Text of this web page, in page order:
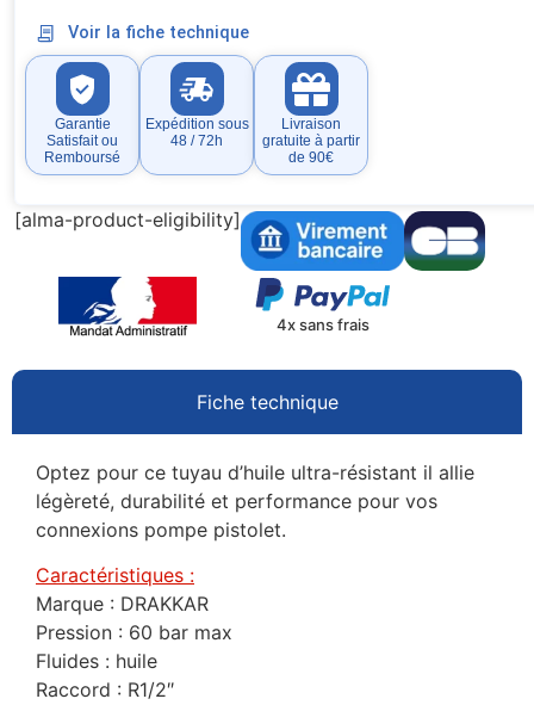
Voir la fiche technique
Garantie
Satisfait ou
Remboursé
Expédition sous
48 / 72h
Livraison
gratuite à partir
de 90€
[alma-product-eligibility]
4x sans frais
Fiche technique
Optez pour ce tuyau d’huile ultra-résistant il allie
légèreté, durabilité et performance pour vos
connexions pompe pistolet.
Caractéristiques :
Marque : DRAKKAR
Pression : 60 bar max
Fluides : huile
Raccord : R1/2″